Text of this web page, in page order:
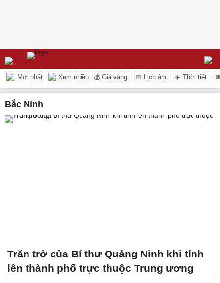
Mới nhất Xem nhiều 💰 Giá vàng 📅 Lịch âm ☀️ Thời tiết
Bắc Ninh
Trăn trở của Bí thư Quảng Ninh khi tỉnh
lên thành phố trực thuộc Trung ương